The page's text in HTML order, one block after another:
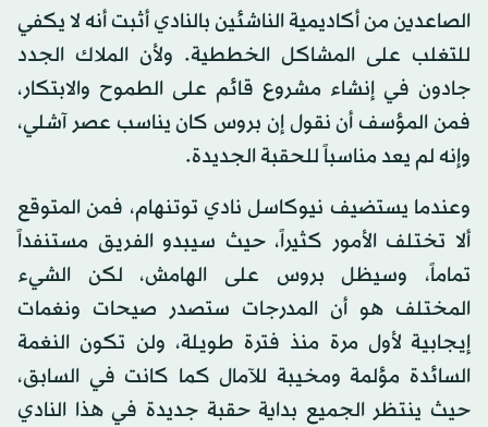
الصاعدين من أكاديمية الناشئين بالنادي أثبت أنه لا يكفي
للتغلب على المشاكل الخططية. ولأن الملاك الجدد
جادون في إنشاء مشروع قائم على الطموح والابتكار،
فمن المؤسف أن نقول إن بروس كان يناسب عصر آشلي،
وإنه لم يعد مناسباً للحقبة الجديدة.
وعندما يستضيف نيوكاسل نادي توتنهام، فمن المتوقع
ألا تختلف الأمور كثيراً، حيث سيبدو الفريق مستنفداً
تماماً، وسيظل بروس على الهامش، لكن الشيء
المختلف هو أن المدرجات ستصدر صيحات ونغمات
إيجابية لأول مرة منذ فترة طويلة، ولن تكون النغمة
السائدة مؤلمة ومخيبة للآمال كما كانت في السابق،
حيث ينتظر الجميع بداية حقبة جديدة في هذا النادي